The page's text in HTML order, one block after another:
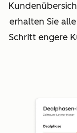
erhalten Sie
Schritt engere